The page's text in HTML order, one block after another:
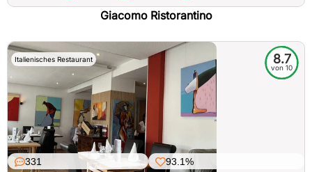
Giacomo Ristorantino
Italienisches Restaurant 8.7
von 10
331 93.1%